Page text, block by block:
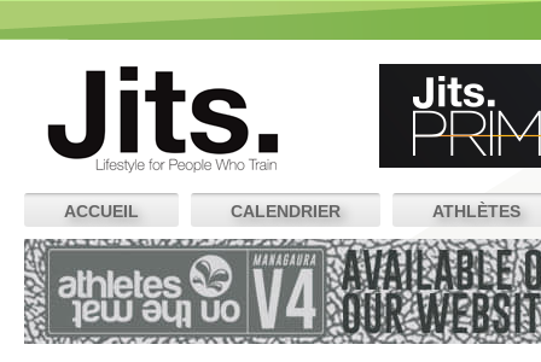
ACCUEIL CALENDRIER ATHLÈTES